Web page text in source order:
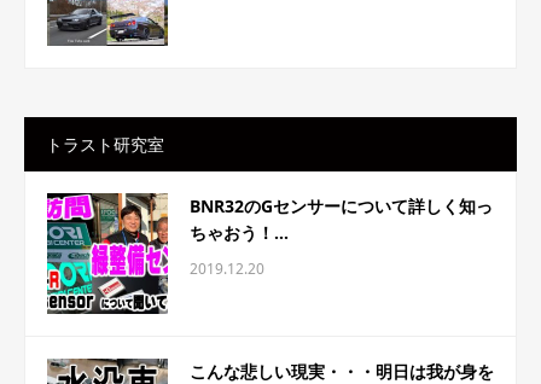
トラスト研究室
BNR32のGセンサーについて詳しく知っ
ちゃおう！...
2019.12.20
こんな悲しい現実・・・明日は我が身を